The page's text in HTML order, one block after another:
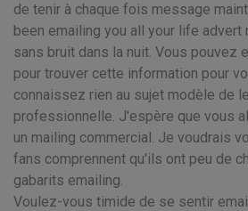
de tenir à chaque fois message
been emailing you all your life advert
sans bruit dans la nuit. Vous pouvez
pour trouver cette information pour
connaissez rien au sujet modèle de
professionnelle. J'espère que vous
un mailing commercial. Je voudrais
fans comprennent qu'ils ont peu de
gabarits emailing.
Voulez-vous timide de se sentir